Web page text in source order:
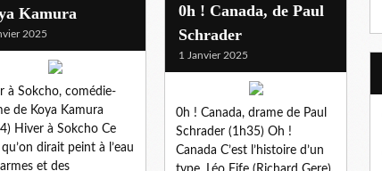
Kamura
2025
à Sokcho, comédie-
de Koya Kamura
Hiver à Sokcho Ce
dirait peint à l’eau
et des
0h ! Canada, de Paul
Schrader
1 Janvier 2025
0h ! Canada, drame de Paul
Schrader (1h35) Oh !
Canada C’est l’histoire d’un